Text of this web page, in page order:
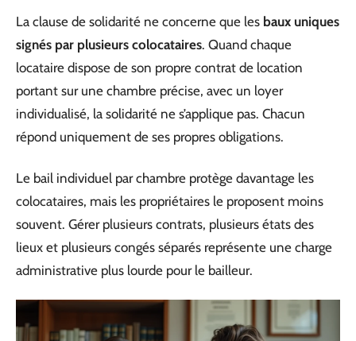
La clause de solidarité ne concerne que les baux uniques
signés par plusieurs colocataires. Quand chaque
locataire dispose de son propre contrat de location
portant sur une chambre précise, avec un loyer
individualisé, la solidarité ne s’applique pas. Chacun
répond uniquement de ses propres obligations.
Le bail individuel par chambre protège davantage les
colocataires, mais les propriétaires le proposent moins
souvent. Gérer plusieurs contrats, plusieurs états des
lieux et plusieurs congés séparés représente une charge
administrative plus lourde pour le bailleur.